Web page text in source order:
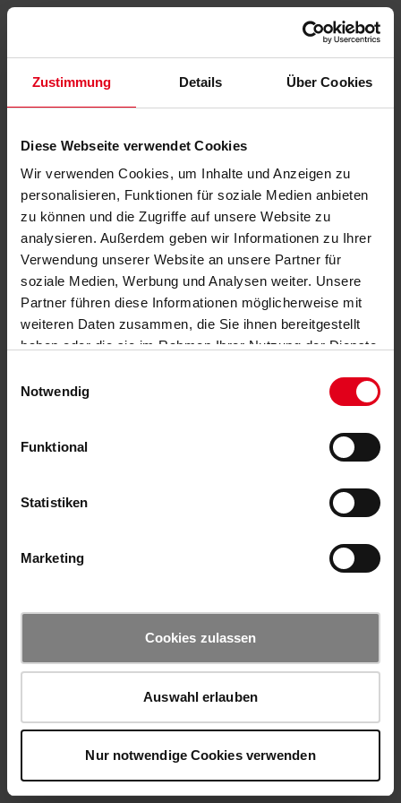
Zustimmung Details Über Cookies
Diese Webseite verwendet Cookies
Wir verwenden Cookies, um Inhalte und Anzeigen zu
personalisieren, Funktionen für soziale Medien anbieten
zu können und die Zugriffe auf unsere Website zu
analysieren. Außerdem geben wir Informationen zu Ihrer
Verwendung unserer Website an unsere Partner für
soziale Medien, Werbung und Analysen weiter. Unsere
Partner führen diese Informationen möglicherweise mit
weiteren Daten zusammen, die Sie ihnen bereitgestellt
haben oder die sie im Rahmen Ihrer Nutzung der Dienste
Notwendig
Funktional
Statistiken
Marketing
Cookies zulassen
Auswahl erlauben
Nur notwendige Cookies verwenden